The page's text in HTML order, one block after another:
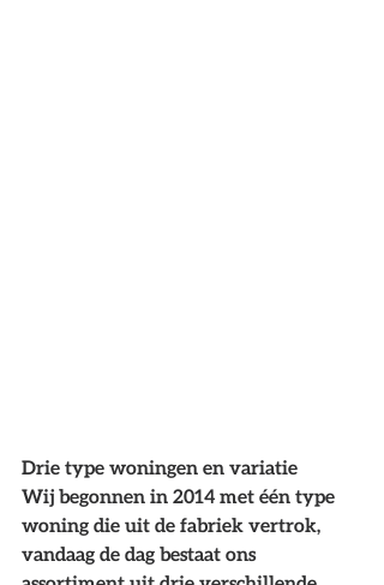
Drie type woningen en variatie
Wij begonnen in 2014 met één type
woning die uit de fabriek vertrok,
vandaag de dag bestaat ons